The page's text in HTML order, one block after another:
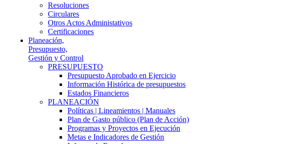
Resoluciones
Circulares
Otros Actos Administativos
Certificaciones
Planeación,
Presupuesto,
Gestión y Control
PRESUPUESTO
Presupuesto Aprobado en Ejercicio
Información Histórica de presupuestos
Estados Financieros
PLANEACIÓN
Políticas | Lineamientos | Manuales
Plan de Gasto público (Plan de Acción)
Programas y Proyectos en Ejecución
Metas e Indicadores de Gestión